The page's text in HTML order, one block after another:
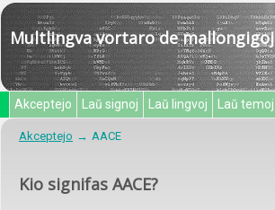
Multlingva vortaro de mallongigoj
Akceptejo Laŭ signoj Laŭ lingvoj Laŭ temoj
Akceptejo AACE
Kio signifas AACE?